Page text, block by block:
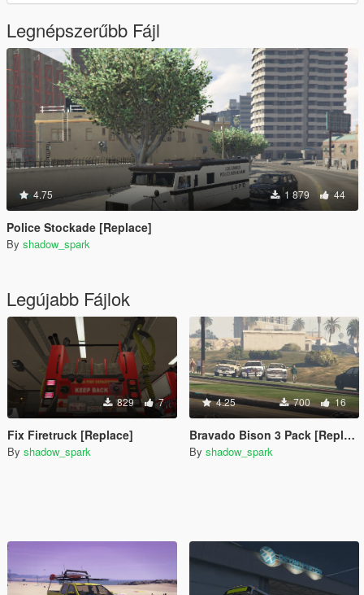
Legnépszerűbb Fájl
4.75 1 879 44
Police Stockade [Replace]
By shadow_spark
Legújabb Fájlok
829 7
Fix Firetruck [Replace]
By shadow_spark
4.25 700 16
Bravado Bison 3 Pack [Replace]
By shadow_spark